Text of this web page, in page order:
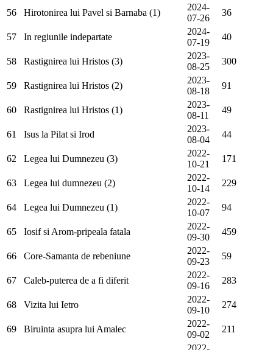
56 Hirotonirea lui Pavel si Barnaba (1)
2024-
07-26
36
57 In regiunile indepartate
2024-
07-19
40
58 Rastignirea lui Hristos (3)
2023-
08-25
300
59 Rastignirea lui Hristos (2)
2023-
08-18
91
60 Rastignirea lui Hristos (1)
2023-
08-11
49
61 Isus la Pilat si Irod
2023-
08-04
44
62 Legea lui Dumnezeu (3)
2022-
10-21
171
63 Legea lui dumnezeu (2)
2022-
10-14
229
64 Legea lui Dumnezeu (1)
2022-
10-07
94
65 Iosif si Arom-pripeala fatala
2022-
09-30
459
66 Core-Samanta de rebeniune
2022-
09-23
59
67 Caleb-puterea de a fi diferit
2022-
09-16
283
68 Vizita lui Ietro
2022-
09-10
274
69 Biruinta asupra lui Amalec
2022-
09-02
211